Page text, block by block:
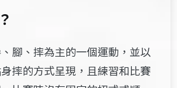
腳、摔為主的一個運動，並以
摔的方式呈現，且練習和比賽